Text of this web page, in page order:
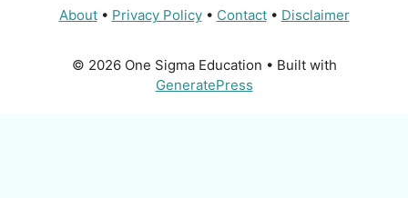
About• Privacy Policy• Contact• Disclaimer
© 2026 One Sigma Education • Built with
GeneratePress